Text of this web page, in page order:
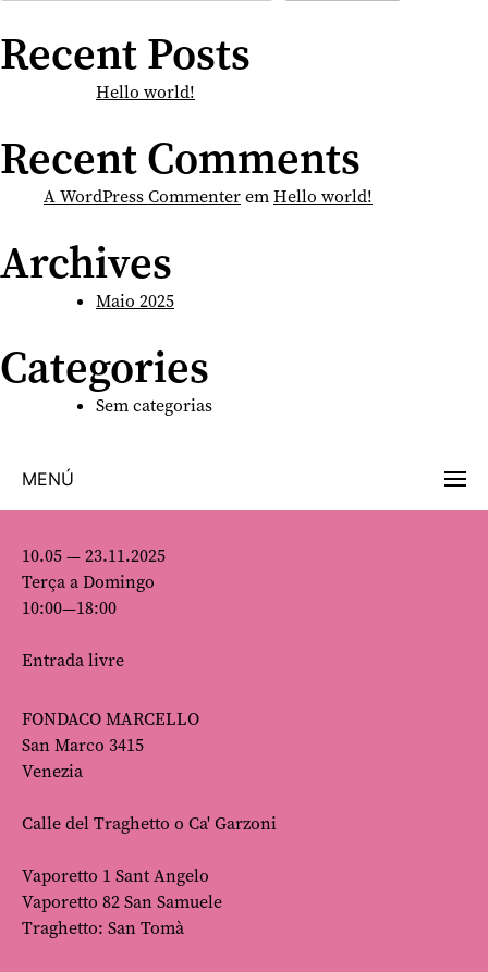
Recent Posts
Hello world!
Recent Comments
A WordPress CommenteremHello world!
Archives
Maio 2025
Categories
Sem categorias
MENÚ
10.05 — 23.11.2025
Terça a Domingo
10:00—18:00
Entrada livre
FONDACO MARCELLO
San Marco 3415
Venezia
Calle del Traghetto o Ca' Garzoni
Vaporetto 1 Sant Angelo
Vaporetto 82 San Samuele
Traghetto: San Tomà